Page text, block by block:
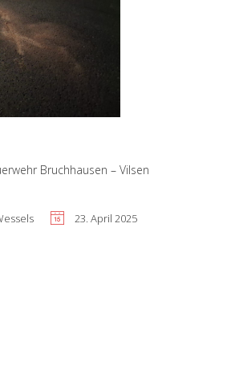
Bruchhausen – Vilsen
23. April 2025